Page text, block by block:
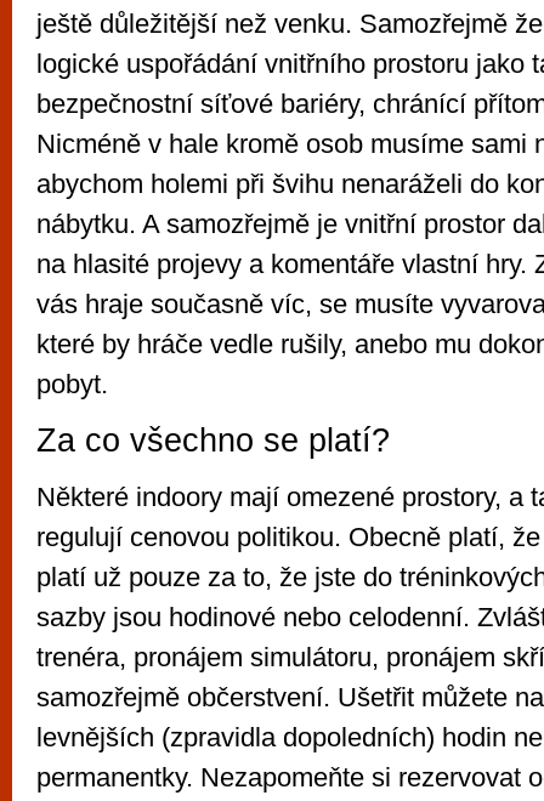
ještě důležitější než venku. Samozřejmě
logické uspořádání vnitřního prostoru jako
bezpečnostní síťové bariéry, chránící
Nicméně v hale kromě osob musíme sami
abychom holemi při švihu nenaráželi do
nábytku. A samozřejmě je vnitřní prostor
na hlasité projevy a komentáře vlastní hry.
vás hraje současně víc, se musíte
které by hráče vedle rušily, anebo mu
pobyt.
Za co všechno se platí?
Některé indoory mají omezené prostory, a
regulují cenovou politikou. Obecně platí,
platí už pouze za to, že jste do
sazby jsou hodinové nebo celodenní.
trenéra, pronájem simulátoru, pronájem
samozřejmě občerstvení. Ušetřit můžete
levnějších (zpravidla dopoledních) hodin
permanentky. Nezapomeňte si rezervovat